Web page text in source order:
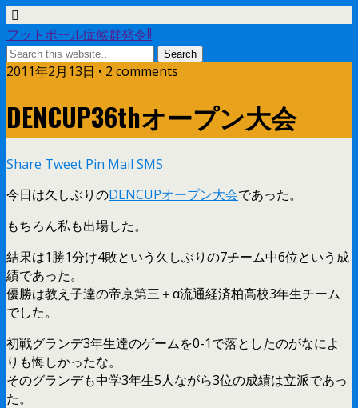
フットボール症候群発令!!
2011年2月13日 • 2 comments
DENCUP36thオープン大会
Share Tweet Pin Mail SMS
今日は久しぶりのDENCUPオープン大会であった。
もちろん私も出場した。
結果は1勝1分け4敗という久しぶりの7チーム中6位という成
績であった。
優勝は教え子達の帝京第三＋α流通経済柏高校3年生チーム
でした。
初戦グランデ3年生達のゲームを0-1で落としたのがなによ
りも悔しかったな。
そのグランデも中学3年生5人ながら3位の成績は立派であっ
た。